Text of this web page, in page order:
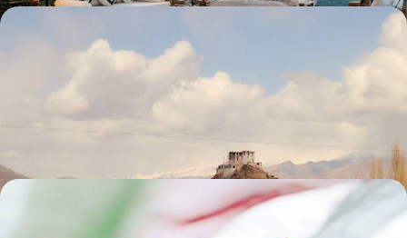
Glamping chic au Ladakh
Avant Leh et Delhi, expérimenter le faste de la vie nomade au cœur
d’une nature généreuse, des campements chic pour refuges
10 jours, de 5800 à 7500 €
Dzongs et chorégraphies sacrées - Le Bhoutan au
rythme des festivals